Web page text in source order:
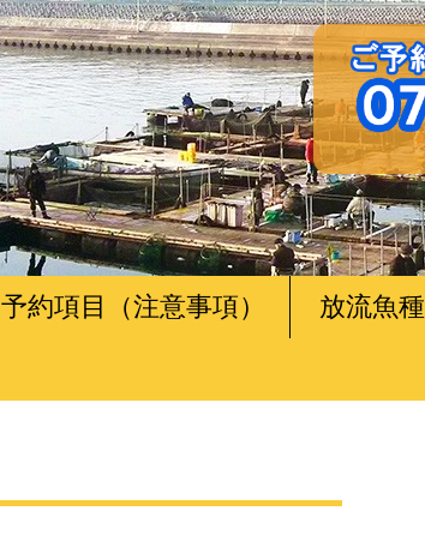
予約項目（注意事項） 放流魚種